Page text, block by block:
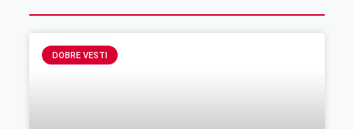
DOBRE VESTI